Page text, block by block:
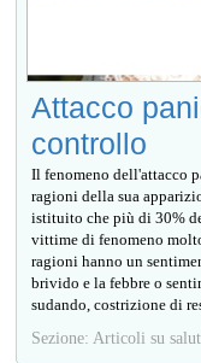
Attacco
controllo
Il fenomeno dell'attacco
ragioni della sua
istituito che più di 30%
vittime di fenomeno
ragioni hanno un
brivido e la febbre o
sudando, costrizione di
Sezione: Articoli su